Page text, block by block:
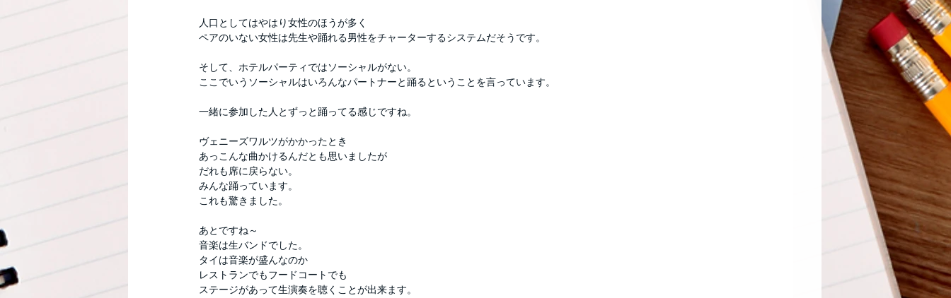
人口としてはやはり女性のほうが多く
ペアのいない女性は先生や踊れる男性をチャーターするシステムだそうです。
そして、ホテルパーティではソーシャルがない。
ここでいうソーシャルはいろんなパートナーと踊るということを言っています。
一緒に参加した人とずっと踊ってる感じですね。
ヴェニーズワルツがかかったとき
あっこんな曲かけるんだとも思いましたが
だれも席に戻らない。
みんな踊っています。
これも驚きました。
あとですね～
音楽は生バンドでした。
タイは音楽が盛んなのか
レストランでもフードコートでも
ステージがあって生演奏を聴くことが出来ます。